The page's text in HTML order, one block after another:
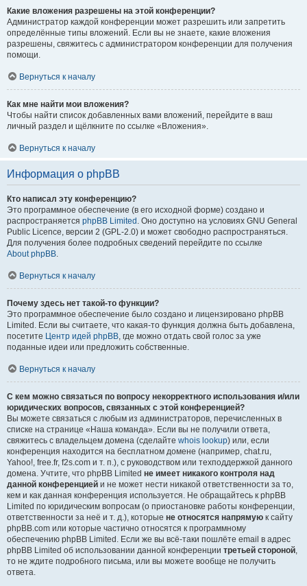
Какие вложения разрешены на этой конференции?
Администратор каждой конференции может разрешить или запретить
определённые типы вложений. Если вы не знаете, какие вложения
разрешены, свяжитесь с администратором конференции для получения
помощи.
Вернуться к началу
Как мне найти мои вложения?
Чтобы найти список добавленных вами вложений, перейдите в ваш
личный раздел и щёлкните по ссылке «Вложения».
Вернуться к началу
Информация о phpBB
Кто написал эту конференцию?
Это программное обеспечение (в его исходной форме) создано и
распространяется phpBB Limited . Оно доступно на условиях GNU General
Public Licence, версии 2 (GPL-2.0) и может свободно распространяться.
Для получения более подробных сведений перейдите по ссылке
About phpBB.
Вернуться к началу
Почему здесь нет такой-то функции?
Это программное обеспечение было создано и лицензировано phpBB
Limited. Если вы считаете, что какая-то функция должна быть добавлена,
посетите Центр идей phpBB, где можно отдать свой голос за уже
поданные идеи или предложить собственные.
Вернуться к началу
С кем можно связаться по вопросу некорректного использования и/или
юридических вопросов, связанных с этой конференцией?
Вы можете связаться с любым из администраторов, перечисленных в
списке на странице «Наша команда». Если вы не получили ответа,
свяжитесь с владельцем домена (сделайте whois lookup) или, если
конференция находится на бесплатном домене (например, chat.ru,
Yahoo!, free.fr, f2s.com и т. п.), с руководством или техподдержкой данного
домена. Учтите, что phpBB Limited не имеет никакого контроля над
данной конференцией и не может нести никакой ответственности за то,
кем и как данная конференция используется. Не обращайтесь к phpBB
Limited по юридическим вопросам (о приостановке работы конференции,
ответственности за неё и т. д.), которые не относятся напрямую к сайту
phpBB.com или которые частично относятся к программному
обеспечению phpBB Limited. Если же вы всё-таки пошлёте email в адрес
phpBB Limited об использовании данной конференции третьей стороной,
то не ждите подробного письма, или вы можете вообще не получить
ответа.